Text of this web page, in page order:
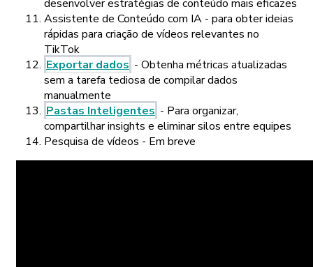
desenvolver estratégias de conteúdo mais eficazes
Assistente de Conteúdo com IA - para obter ideias
rápidas para criação de vídeos relevantes no
TikTok
Exportar dados - Obtenha métricas atualizadas
sem a tarefa tediosa de compilar dados
manualmente
Pastas Inteligentes - Para organizar,
compartilhar insights e eliminar silos entre equipes
Pesquisa de vídeos - Em breve